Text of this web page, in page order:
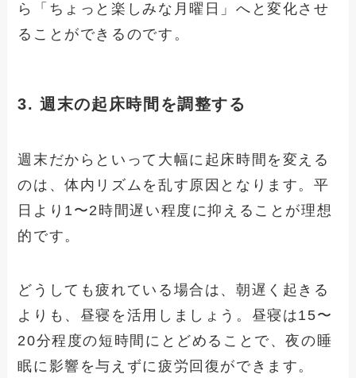
ら「ちょっと楽しみな月曜日」へと変化させ
ることができるのです。
3. 週末の起床時間を調整する
週末だからといって大幅に起床時間を変える
のは、体内リズムを乱す原因となります。平
日より1〜2時間遅い程度に抑えることが理想
的です。
どうしても疲れている場合は、朝遅く起きる
よりも、昼寝を活用しましょう。昼寝は15〜
20分程度の短時間にとどめることで、夜の睡
眠に影響を与えずに疲労回復ができます。